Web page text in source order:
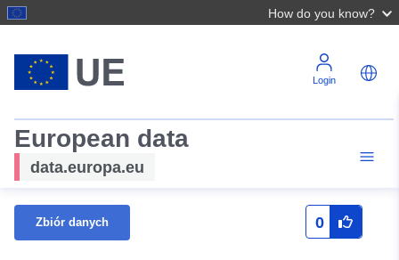
How do you know?
Login
European data
data.europa.eu
Zbiór danych 0